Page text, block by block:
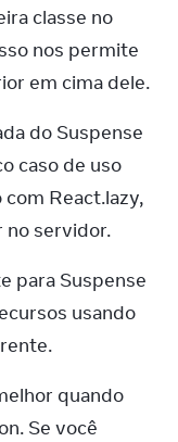
classe no
nos permite
em cima dele.
do Suspense
caso de uso
React.lazy,
no servidor.
para Suspense
usando
quando
Se você